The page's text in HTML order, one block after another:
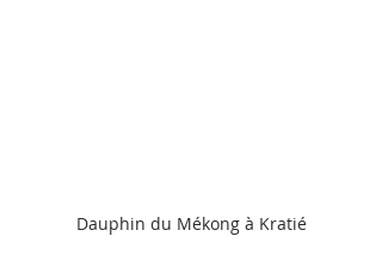
Dauphin du Mékong à Kratié